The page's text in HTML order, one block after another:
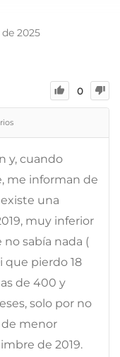
2025
0
y, cuando
me informan de
una
muy inferior
sabía nada (
que pierdo 18
de 400 y
solo por no
de menor
de 2019.